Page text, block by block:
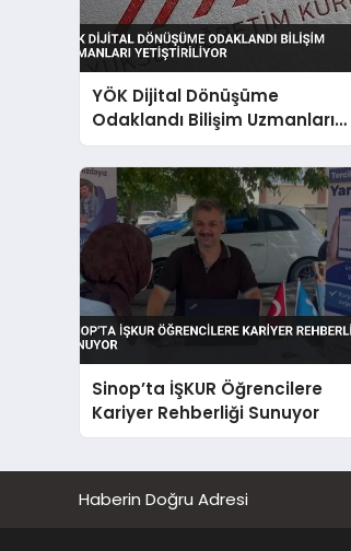
YÖK Dijital Dönüşüme
Odaklandı Bilişim Uzmanları
Yetiştiriliyor
Sinop’ta İŞKUR Öğrencilere
Kariyer Rehberliği Sunuyor
Haberin Doğru Adresi